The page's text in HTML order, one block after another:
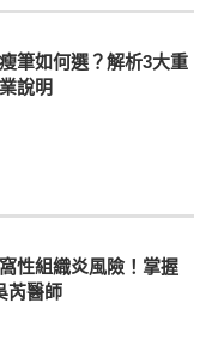
筆如何選？解析3大重
說明
性組織炎風險！掌握
芮醫師